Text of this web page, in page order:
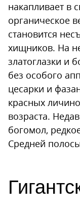
накапливает в
органическое
становится
хищников. На
златоглазки и
без особого
цесарки и
красных
возраста.
богомол,
Средней